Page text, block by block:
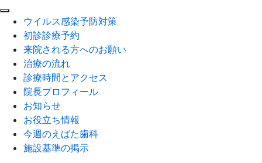
ウイルス感染予防対策
初診診療予約
来院される方へのお願い
治療の流れ
診療時間とアクセス
院長プロフィール
お知らせ
お役立ち情報
今週のえばた歯科
施設基準の掲示